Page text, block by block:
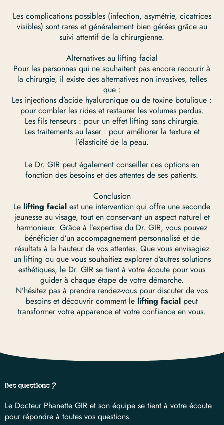
Les complications possibles (infection, asymétrie, cicatrices
visibles) sont rares et généralement bien gérées grâce au
suivi attentif de la chirurgienne.
Alternatives au lifting facial
Pour les personnes qui ne souhaitent pas encore recourir à
la chirurgie, il existe des alternatives non invasives, telles
que :
Les injections d’acide hyaluronique ou de toxine botulique :
pour combler les rides et restaurer les volumes perdus.
Les fils tenseurs : pour un effet lifting sans chirurgie.
Les traitements au laser : pour améliorer la texture et
l’élasticité de la peau.
Le Dr. GIR peut également conseiller ces options en
fonction des besoins et des attentes de ses patients.
Conclusion
Le lifting facial est une intervention qui offre une seconde
jeunesse au visage, tout en conservant un aspect naturel et
harmonieux. Grâce à l’expertise du Dr. GIR, vous pouvez
bénéficier d’un accompagnement personnalisé et de
résultats à la hauteur de vos attentes. Que vous envisagiez
un lifting ou que vous souhaitiez explorer d’autres solutions
esthétiques, le Dr. GIR se tient à votre écoute pour vous
guider à chaque étape de votre démarche.
N’hésitez pas à prendre rendez-vous pour discuter de vos
besoins et découvrir comment le lifting facial peut
transformer votre apparence et votre confiance en vous.
Des questions ?
Le Docteur Phanette GIR et son équipe se tient à votre écoute
pour répondre à toutes vos questions.